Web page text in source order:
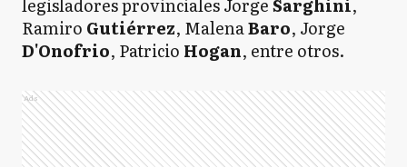
legisladores provinciales JorgeSarghini,
Ramiro Gutiérrez, MalenaBaro, Jorge
D'Onofrio, Patricio Hogan, entre otros.
Ads